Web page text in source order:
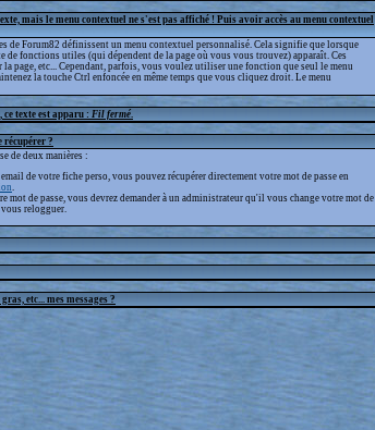
mais le menu contextuel ne s'est pas affiché ! Puis avoir accès au menu contextuel
de Forum82 définissent un menu contextuel personnalisé. Cela signifie que lorsque
de fonctions utiles (qui dépendent de la page où vous vous trouvez) apparaît. Ces
la page, etc... Cependant, parfois, vous voulez utiliser une fonction que seul le menu
la touche Ctrl enfoncée en même temps que vous cliquez droit. Le menu
ce texte est apparu : Fil fermé
récupérer ?
de deux manières :
de votre fiche perso, vous pouvez récupérer directement votre mot de passe en
mot de passe, vous devrez demander à un administrateur qu'il vous change votre mot de
relogguer.
etc... mes messages ?